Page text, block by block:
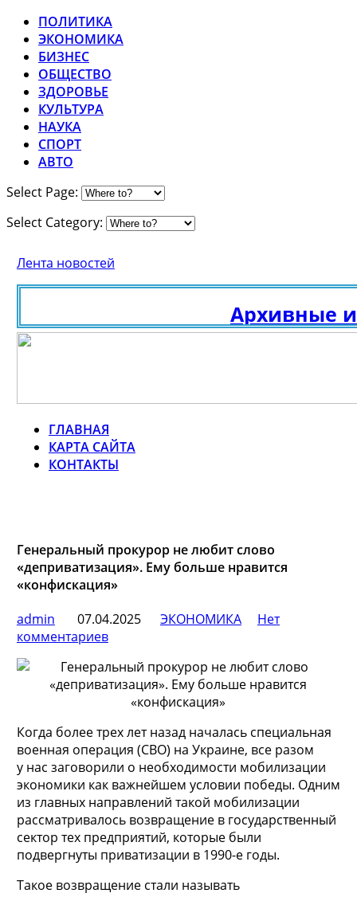
ПОЛИТИКА
ЭКОНОМИКА
БИЗНЕС
ОБЩЕСТВО
ЗДОРОВЬЕ
КУЛЬТУРА
НАУКА
СПОРТ
АВТО
Select Page:
Select Category:
Лента новостей
Архивные
ГЛАВНАЯ
КАРТА САЙТА
КОНТАКТЫ
Генеральный прокурор не любит слово
«деприватизация». Ему больше нравится
«конфискация»
admin
07.04.2025 ЭКОНОМИКА
Нет
комментариев
Когда более трех лет назад началась специальная
военная операция (СВО) на Украине, все разом
у нас заговорили о необходимости мобилизации
экономики как важнейшем условии победы. Одним
из главных направлений такой мобилизации
рассматривалось возвращение в государственный
сектор тех предприятий, которые были
подвергнуты приватизации в 1990-е годы.
Такое возвращение стали называть